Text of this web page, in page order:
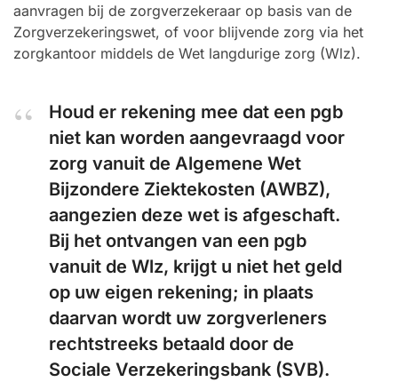
aanvragen bij de zorgverzekeraar op basis van de
Zorgverzekeringswet, of voor blijvende zorg via het
zorgkantoor middels de Wet langdurige zorg (Wlz).
Houd er rekening mee dat een pgb
niet kan worden aangevraagd voor
zorg vanuit de Algemene Wet
Bijzondere Ziektekosten (AWBZ),
aangezien deze wet is afgeschaft.
Bij het ontvangen van een pgb
vanuit de Wlz, krijgt u niet het geld
op uw eigen rekening; in plaats
daarvan wordt uw zorgverleners
rechtstreeks betaald door de
Sociale Verzekeringsbank (SVB).